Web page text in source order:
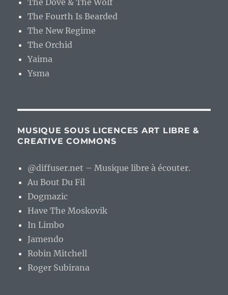
The Dove & The Wolf
The Fourth Is Bearded
The New Regime
The Orchid
Yaima
Ysma
MUSIQUE SOUS LICENCES ART LIBRE &
CREATIVE COMMONS
@diffuser.net – Musique libre à écouter.
Au Bout Du Fil
Dogmazic
Have The Moskovik
In Limbo
Jamendo
Robin Mitchell
Roger Subirana